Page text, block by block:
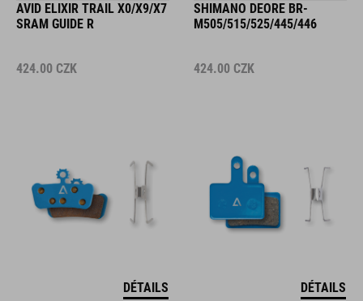
AVID ELIXIR TRAIL X0/X9/X7
SRAM GUIDE R
424.00 CZK
DÉTAILS
SHIMANO DEORE BR-
M505/515/525/445/446
424.00 CZK
DÉTAILS